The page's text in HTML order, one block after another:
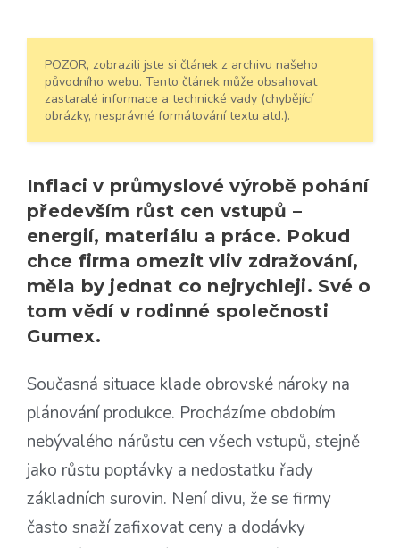
POZOR, zobrazili jste si článek z archivu našeho
původního webu. Tento článek může obsahovat
zastaralé informace a technické vady (chybějící
obrázky, nesprávné formátování textu atd.).
Inflaci v průmyslové výrobě pohání
především růst cen vstupů –
energií, materiálu a práce. Pokud
chce firma omezit vliv zdražování,
měla by jednat co nejrychleji. Své o
tom vědí v rodinné společnosti
Gumex.
Současná situace klade obrovské nároky na
plánování produkce. Procházíme obdobím
nebývalého nárůstu cen všech vstupů, stejně
jako růstu poptávky a nedostatku řady
základních surovin. Není divu, že se firmy
často snaží zafixovat ceny a dodávky